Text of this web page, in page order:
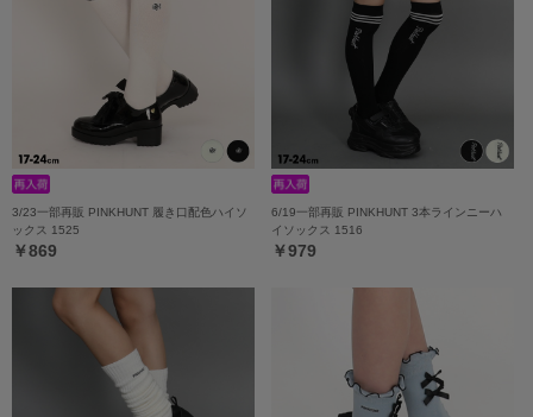
3/23一部再販 PINKHUNT 履き口配色ハイソ
ックス 1525
￥869
6/19一部再販 PINKHUNT 3本ラインニーハ
イソックス 1516
￥979